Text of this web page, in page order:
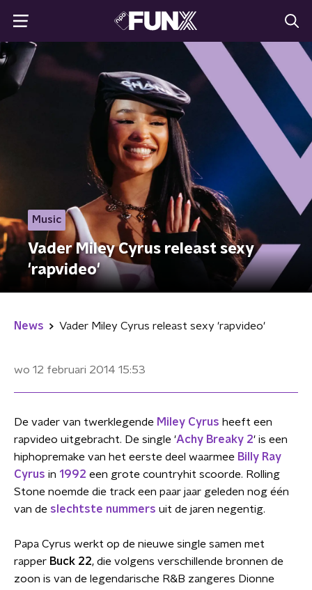
Music
Vader Miley Cyrus releast sexy
'rapvideo'
News Vader Miley Cyrus releast sexy 'rapvideo'
wo 12 februari 2014 15:53
De vader van twerklegende Miley Cyrus heeft een
rapvideo uitgebracht. De single 'Achy Breaky 2' is een
hiphopremake van het eerste deel waarmee Billy Ray
Cyrus in 1992 een grote countryhit scoorde. Rolling
Stone noemde die track een paar jaar geleden nog één
van de slechtste nummers uit de jaren negentig.
Papa Cyrus werkt op de nieuwe single samen met
rapper Buck 22, die volgens verschillende bronnen de
zoon is van de legendarische R&B zangeres Dionne